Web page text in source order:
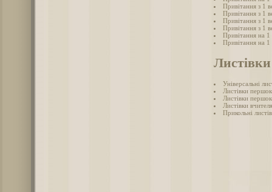
Привітання з 1
Привітання з 1
Привітання з 1
Привітання з 1
Привітання на 1
Привітання на 1
Універсальні
Листівки
Листівки
Листівки
Прикольні